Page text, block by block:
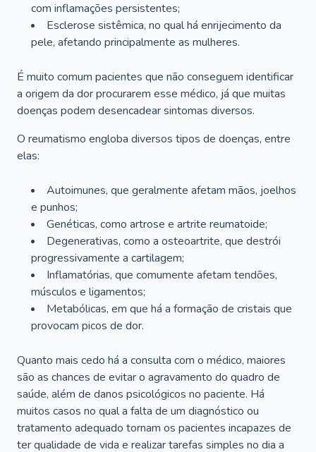
com inflamações persistentes;
Esclerose sistêmica, no qual há enrijecimento da
pele, afetando principalmente as mulheres.
É muito comum pacientes que não conseguem identificar
a origem da dor procurarem esse médico, já que muitas
doenças podem desencadear sintomas diversos.
O reumatismo engloba diversos tipos de doenças, entre
elas:
Autoimunes, que geralmente afetam mãos, joelhos
e punhos;
Genéticas, como artrose e artrite reumatoide;
Degenerativas, como a osteoartrite, que destrói
progressivamente a cartilagem;
Inflamatórias, que comumente afetam tendões,
músculos e ligamentos;
Metabólicas, em que há a formação de cristais que
provocam picos de dor.
Quanto mais cedo há a consulta com o médico, maiores
são as chances de evitar o agravamento do quadro de
saúde, além de danos psicológicos no paciente. Há
muitos casos no qual a falta de um diagnóstico ou
tratamento adequado tornam os pacientes incapazes de
ter qualidade de vida e realizar tarefas simples no dia a